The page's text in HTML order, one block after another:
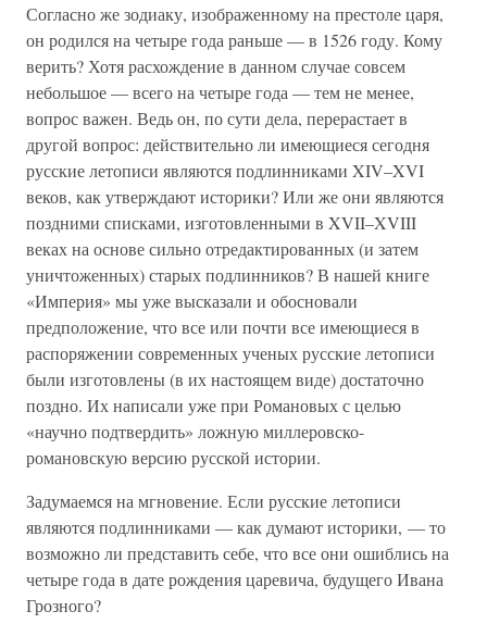
Согласно же зодиаку, изображенному на престоле царя,
он родился на четыре года раньше — в 1526 году. Кому
верить? Хотя расхождение в данном случае совсем
небольшое — всего на четыре года — тем не менее,
вопрос важен. Ведь он, по сути дела, перерастает в
другой вопрос: действительно ли имеющиеся сегодня
русские летописи являются подлинниками XIV–XVI
веков, как утверждают историки? Или же они являются
поздними списками, изготовленными в XVII–XVIII
веках на основе сильно отредактированных (и затем
уничтоженных) старых подлинников? В нашей книге
«Империя» мы уже высказали и обосновали
предположение, что все или почти все имеющиеся в
распоряжении современных ученых русские летописи
были изготовлены (в их настоящем виде) достаточно
поздно. Их написали уже при Романовых с целью
«научно подтвердить» ложную миллеровско-
романовскую версию русской истории.
Задумаемся на мгновение. Если русские летописи
являются подлинниками — как думают историки, — то
возможно ли представить себе, что все они ошиблись на
четыре года в дате рождения царевича, будущего Ивана
Грозного?